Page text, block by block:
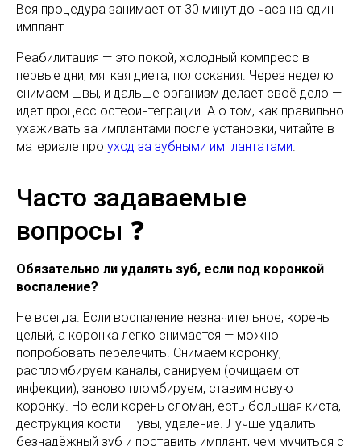
Вся процедура занимает от 30 минут до часа на один
имплант.
Реабилитация — это покой, холодный компресс в
первые дни, мягкая диета, полоскания. Через неделю
снимаем швы, и дальше организм делает своё дело —
идёт процесс остеоинтеграции. А о том, как правильно
ухаживать за имплантами после установки, читайте в
материале про уход за зубными имплантатами
Часто задаваемые
вопросы ❓
Обязательно ли удалять зуб, если под коронкой
воспаление?
Не всегда. Если воспаление незначительное, корень
целый, а коронка легко снимается — можно
попробовать перелечить. Снимаем коронку,
распломбируем каналы, санируем (очищаем от
инфекции), заново пломбируем, ставим новую
коронку. Но если корень сломан, есть большая киста,
деструкция кости — увы, удаление. Лучше удалить
безнадёжный зуб и поставить имплант, чем мучиться с